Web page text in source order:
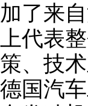
加了来
上代表
策、技
德国汽